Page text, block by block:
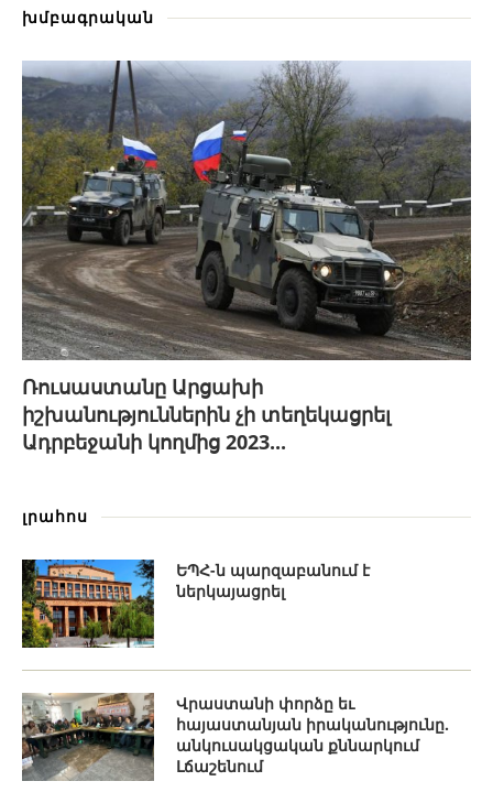
խմբագրական
Ռուսաստանը Արցախի
իշխանություններին չի տեղեկացրել
Ադրբեջանի կողմից 2023...
լրահոս
ԵՊՀ-ն պարզաբանում է
ներկայացրել
Վրաստանի փորձը եւ
հայաստանյան իրականությունը.
անկուսակցական քննարկում
Լճաշենում